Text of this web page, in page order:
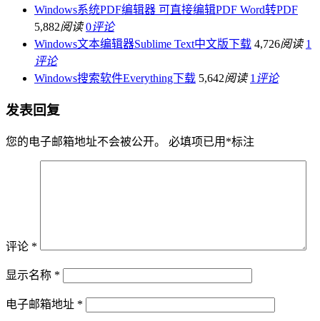
Windows系统PDF编辑器 可直接编辑PDF Word转PDF
5,882阅读 0评论
Windows文本编辑器Sublime Text中文版下载 4,726阅读 1
评论
Windows搜索软件Everything下载 5,642阅读 1 评论
发表回复
您的电子邮箱地址不会被公开。 必填项已用 *标注
评论 *
显示名称 *
电子邮箱地址 *